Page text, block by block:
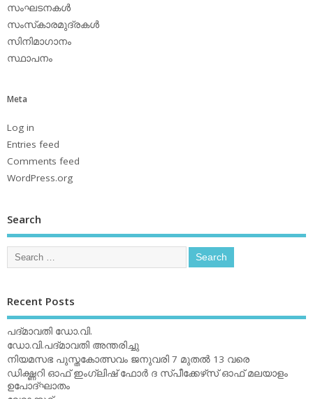
സംഘടനകള്‍
സംസ്‌കാരമുദ്രകള്‍
സിനിമാഗാനം
സ്ഥാപനം
Meta
Log in
Entries feed
Comments feed
WordPress.org
Search
Recent Posts
പദ്മാവതി ഡോ.വി.
ഡോ.വി.പദ്മാവതി അന്തരിച്ചു
നിയമസഭ പുസ്തകോത്സവം ജനുവരി 7 മുതല്‍ 13 വരെ
ഡിക്ഷ്ണറി ഓഫ് ഇംഗ്ലിഷ് ഫോര്‍ ദ സ്പീക്കേഴ്‌സ് ഓഫ് മലയാളം
ഉപോദ്ഘാതം